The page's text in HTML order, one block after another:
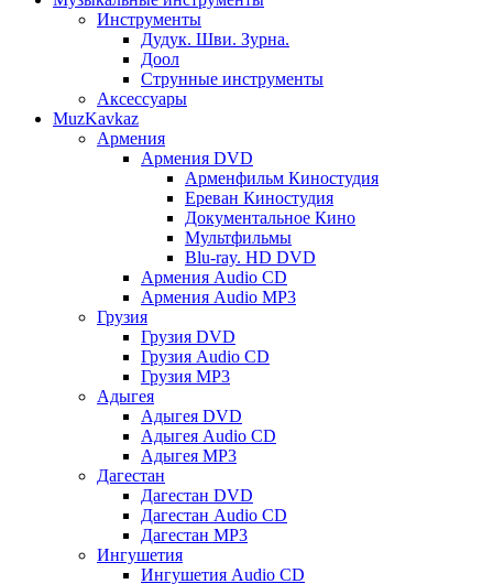
Инструменты
Дудук. Шви. Зурна.
Доол
Струнные инструменты
Аксессуары
MuzKavkaz
Армения
Армения DVD
Арменфильм Киностудия
Ереван Киностудия
Документальное Кино
Мультфильмы
Blu-ray. HD DVD
Армения Audio CD
Армения Audio MP3
Грузия
Грузия DVD
Грузия Audio CD
Грузия MP3
Адыгея
Адыгея DVD
Адыгея Audio CD
Адыгея MP3
Дагестан
Дагестан DVD
Дагестан Audio CD
Дагестан MP3
Ингушетия
Ингушетия Audio CD